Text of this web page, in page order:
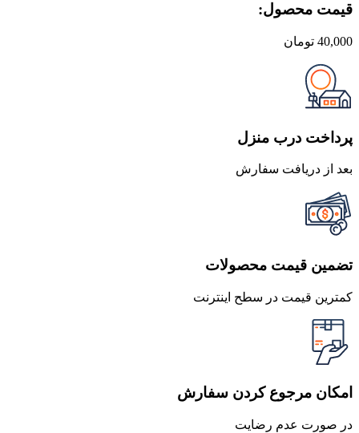
قیمت محصول:​
40,000 تومان
پرداخت درب منزل
بعد از دریافت سفارش
تضمین قیمت محصولات
کمترین قیمت در سطح اینترنت
امکان مرجوع کردن سفارش
در صورت عدم رضایت